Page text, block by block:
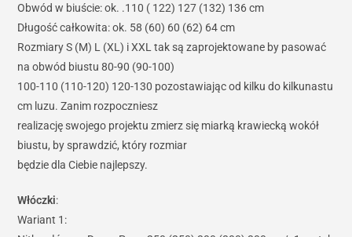
Obwód w biuście: ok. .110 ( 122) 127 (132) 136 cm
Długość całkowita: ok. 58 (60) 60 (62) 64 cm
Rozmiary S (M) L (XL) i XXL tak są zaprojektowane by pasować
na obwód biustu 80-90 (90-100)
100-110 (110-120) 120-130 pozostawiając od kilku do kilkunastu
cm luzu. Zanim rozpoczniesz
realizację swojego projektu zmierz się miarką krawiecką wokół
biustu, by sprawdzić, który rozmiar
będzie dla Ciebie najlepszy.
Włóczki:
Wariant 1: